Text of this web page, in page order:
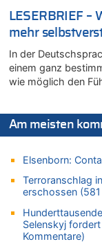
06.08.2026 -
Tessa Wullaert
Zweite
06.08.2026 -
Wasserstand
Wasserstand des
Wasserstand des
06.08.2026 -
Zweite
06.08.2026 -
Aachen ab 11.
Belgien setzt bei
LESERBRIEF
mehr
In der
einem ganz
wie möglich den
Am meisten
Elsenborn:
Terroranschlag
erschossen
Selenskyj
Kommentare)